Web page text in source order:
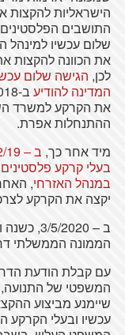
הישראליות להקצות
התושבים
שלום עכשיו למינהל
את הכוונה להקצות
לכן, הגישה שלום
המדינה להודיע
את הקרקע למשרד
ההתנחלות אפרת.
מיד אחר כך,
בעלי קרקע
במנהל האזרחי,
יקצה את הקרקע
ב – 3/5/
הממונה הממשלתי
עם קבלת הודעת
המשפטי של
עכשיו ובעלי